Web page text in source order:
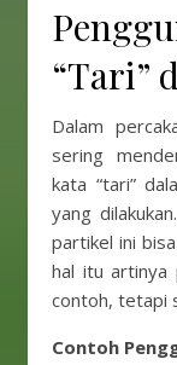
“Tari”
Dalam
sering
kata “tari”
yang
partikel ini
hal itu artinya
contoh, tetapi
Contoh